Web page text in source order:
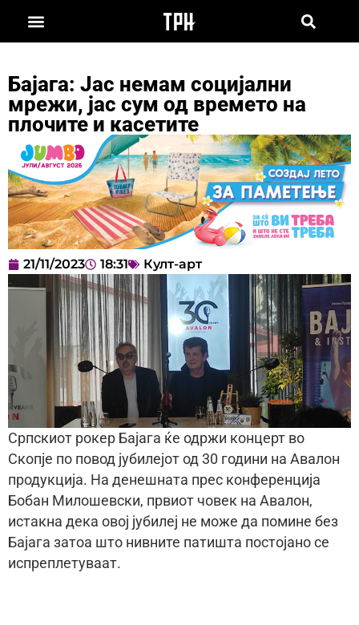
Бајага: Јас немам социјални
мрежи, јас сум од времето на
плочите и касетите
21/11/2023 18:31 Култ-арт
Српскиот рокер Бајага ќе одржи концерт во
Скопје по повод јубилејот од 30 години на Авалон
продукција. На денешната прес конференција
Бобан Милошевски, првиот човек на Авалон,
истакна дека овој јубилеј не може да помине без
Бајага затоа што нивните патишта постојано се
испреплетуваат.